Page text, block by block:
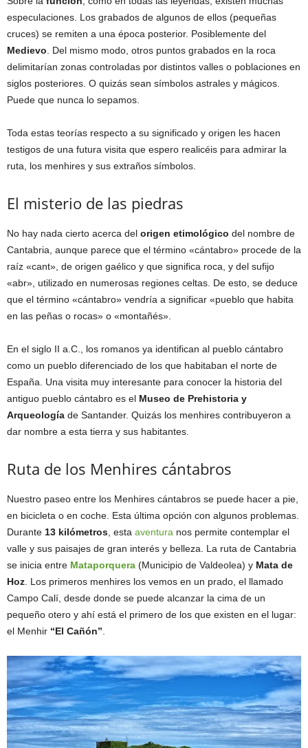
especulaciones. Los grabados de algunos de ellos (pequeñas
cruces) se remiten a una época posterior. Posiblemente del
Medievo . Del mismo modo, otros puntos grabados en la roca
delimitarían zonas controladas por distintos valles o poblaciones en
siglos posteriores. O quizás sean símbolos astrales y mágicos.
Puede que nunca lo sepamos.
Toda estas teorías respecto a su significado y origen les hacen
testigos de una futura visita que espero realicéis para admirar la
ruta, los menhires y sus extraños símbolos.
El misterio de las piedras
No hay nada cierto acerca del origen etimológico del nombre de
Cantabria, aunque parece que el término «cántabro» procede de la
raíz «cant», de origen gaélico y que significa roca, y del sufijo
«abr», utilizado en numerosas regiones celtas. De esto, se deduce
que el término «cántabro» vendría a significar «pueblo que habita
en las peñas o rocas» o «montañés».
En el siglo II a.C., los romanos ya identifican al pueblo cántabro
como un pueblo diferenciado de los que habitaban el norte de
España. Una visita muy interesante para conocer la historia del
antiguo pueblo cántabro es el Museo de Prehistoria y
Arqueología de Santander. Quizás los menhires contribuyeron a
dar nombre a esta tierra y sus habitantes.
Ruta de los Menhires cántabros
Nuestro paseo entre los Menhires cántabros se puede hacer a pie,
en bicicleta o en coche. Esta última opción con algunos problemas.
Durante 13 kilómetros , esta aventura nos permite contemplar el
valle y sus paisajes de gran interés y belleza. La ruta de Cantabria
se inicia entre Mataporquera (Municipio de Valdeolea) y Mata de
Hoz . Los primeros menhires los vemos en un prado, el llamado
Campo Calí, desde donde se puede alcanzar la cima de un
pequeño otero y ahí está el primero de los que existen en el lugar:
el Menhir “El Cañón”